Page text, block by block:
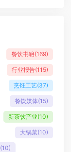
餐饮书籍(169)
行业报告(115)
烹饪工艺(37)
餐饮媒体(15)
新茶饮产业(10)
大锅菜(10)
(10)